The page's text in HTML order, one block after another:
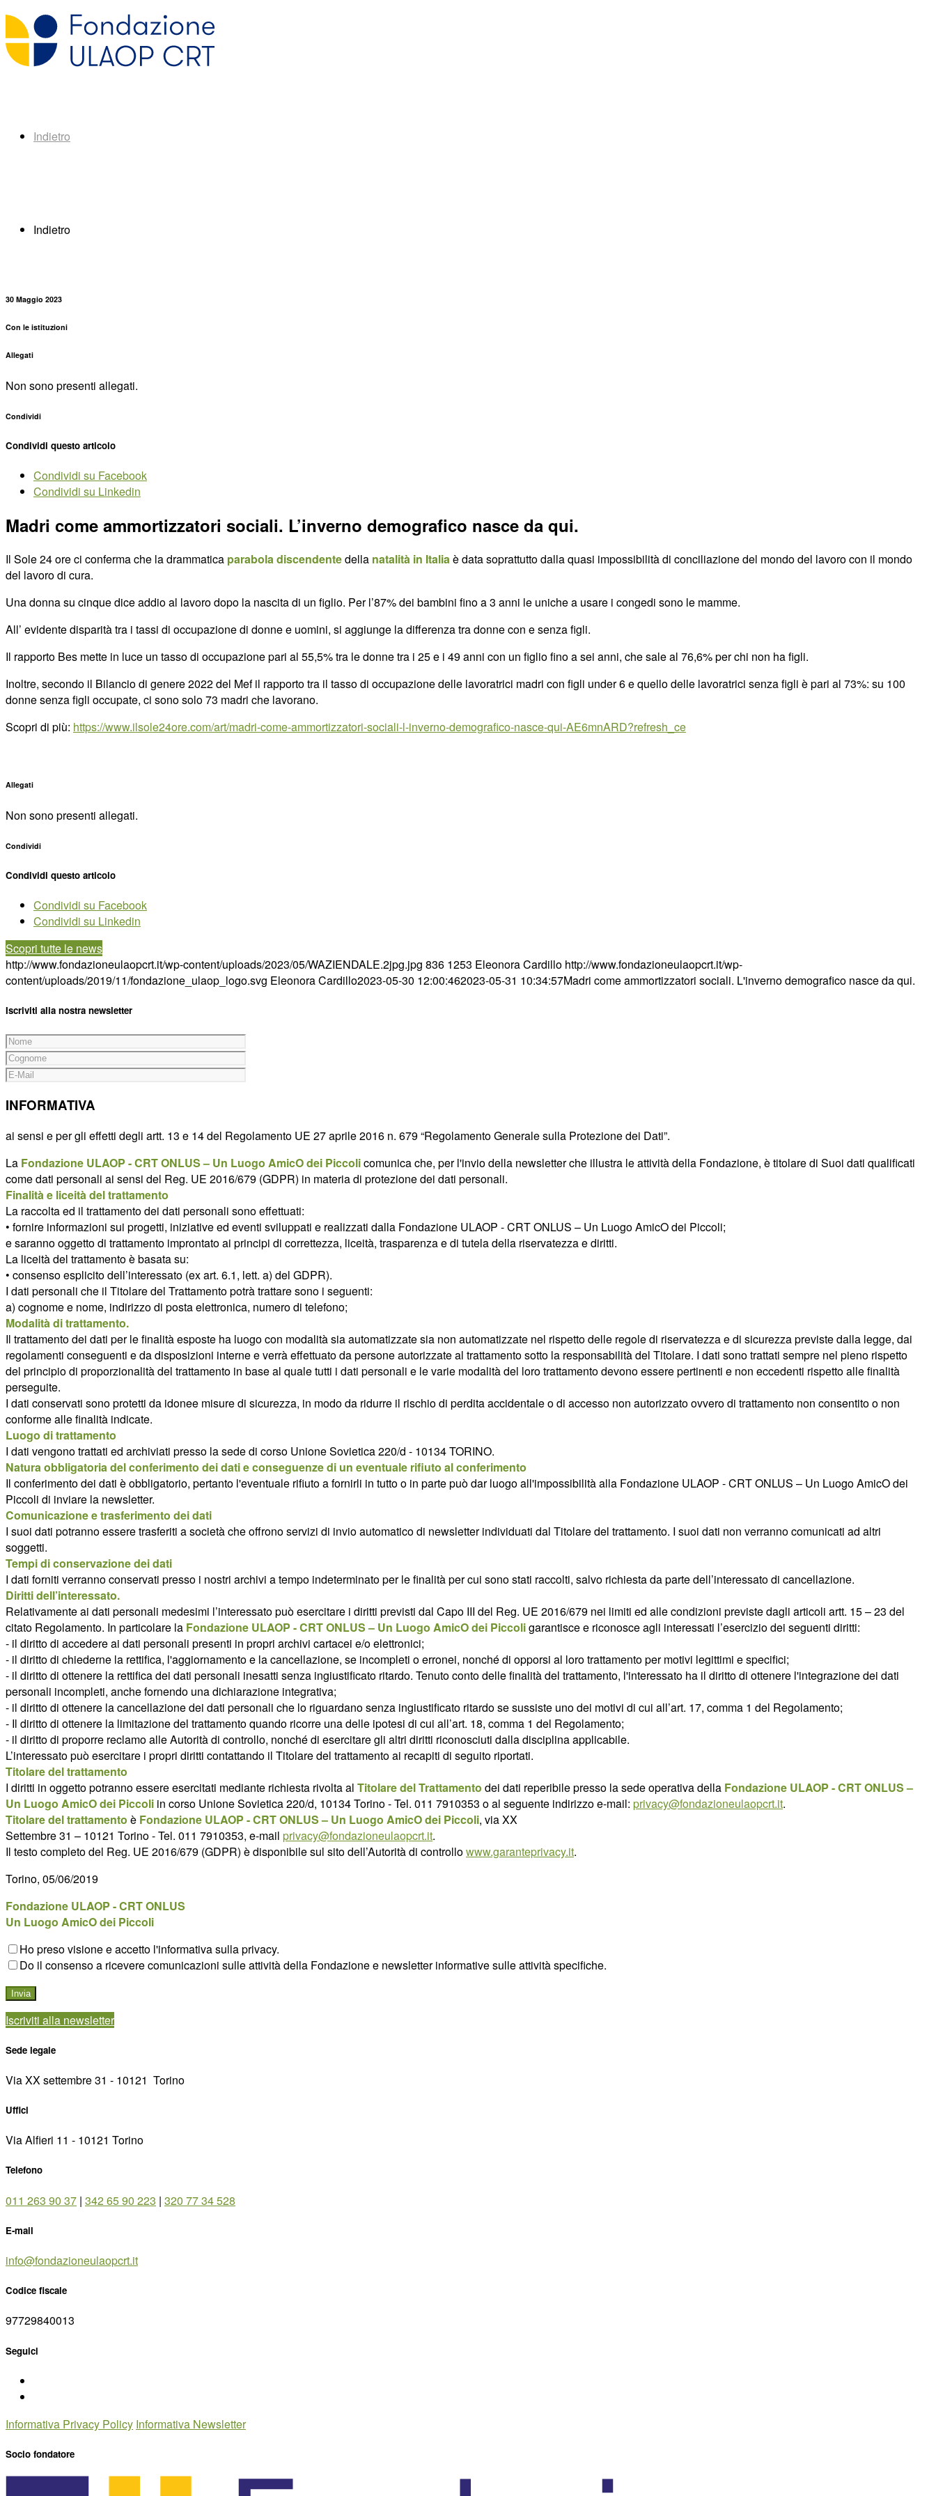
Indietro
Indietro
30 Maggio 2023
Con le istituzioni
Allegati
Non sono presenti allegati.
Condividi
Condividi questo articolo
Condividi su Facebook
Condividi su Linkedin
Madri come ammortizzatori sociali. L’inverno demografico nasce da qui.
Il Sole 24 ore ci conferma che la drammatica parabola discendentedella natalità in Italiaè data soprattutto dalla quasi impossibilità di conciliazione del mondo del lavoro con il mondo
del lavoro di cura.
Una donna su cinque dice addio al lavoro dopo la nascita di un figlio. Per l’87% dei bambini fino a 3 anni le uniche a usare i congedi sono le mamme.
All’ evidente disparità tra i tassi di occupazione di donne e uomini, si aggiunge la differenza tra donne con e senza figli.
Il rapporto Bes mette in luce un tasso di occupazione pari al 55,5% tra le donne tra i 25 e i 49 anni con un figlio fino a sei anni, che sale al 76,6% per chi non ha figli.
Inoltre, secondo il Bilancio di genere 2022 del Mef il rapporto tra il tasso di occupazione delle lavoratrici madri con figli under 6 e quello delle lavoratrici senza figli è pari al 73%: su 100
donne senza figli occupate, ci sono solo 73 madri che lavorano.
Scopri di più: https://www.ilsole24ore.com/art/madri-come-ammortizzatori-sociali-l-inverno-demografico-nasce-qui-AE6mnARD?refresh_ce
Allegati
Non sono presenti allegati.
Condividi
Condividi questo articolo
Condividi su Facebook
Condividi su Linkedin
Scopri tutte le news
http://www.fondazioneulaopcrt.it/wp-content/uploads/2023/05/WAZIENDALE.2jpg.jpg 836 1253 Eleonora Cardillo http://www.fondazioneulaopcrt.it/wp-
content/uploads/2019/11/fondazione_ulaop_logo.svg Eleonora Cardillo2023-05-30 12:00:462023-05-31 10:34:57Madri come ammortizzatori sociali. L'inverno demografico nasce da qui.
Iscriviti alla nostra newsletter
INFORMATIVA
ai sensi e per gli effetti degli artt. 13 e 14 del Regolamento UE 27 aprile 2016 n. 679 “Regolamento Generale sulla Protezione dei Dati”.
La Fondazione ULAOP - CRT ONLUS – Un Luogo AmicO dei Piccolicomunica che, per l'invio della newsletter che illustra le attività della Fondazione, è titolare di Suoi dati qualificati
come dati personali ai sensi del Reg. UE 2016/679 (GDPR) in materia di protezione dei dati personali.
Finalità e liceità del trattamento
La raccolta ed il trattamento dei dati personali sono effettuati:
• fornire informazioni sui progetti, iniziative ed eventi sviluppati e realizzati dalla Fondazione ULAOP - CRT ONLUS – Un Luogo AmicO dei Piccoli;
e saranno oggetto di trattamento improntato ai principi di correttezza, liceità, trasparenza e di tutela della riservatezza e diritti.
La liceità del trattamento è basata su:
• consenso esplicito dell’interessato (ex art. 6.1, lett. a) del GDPR).
I dati personali che il Titolare del Trattamento potrà trattare sono i seguenti:
a) cognome e nome, indirizzo di posta elettronica, numero di telefono;
Modalità di trattamento.
Il trattamento dei dati per le finalità esposte ha luogo con modalità sia automatizzate sia non automatizzate nel rispetto delle regole di riservatezza e di sicurezza previste dalla legge, dai
regolamenti conseguenti e da disposizioni interne e verrà effettuato da persone autorizzate al trattamento sotto la responsabilità del Titolare. I dati sono trattati sempre nel pieno rispetto
del principio di proporzionalità del trattamento in base al quale tutti i dati personali e le varie modalità del loro trattamento devono essere pertinenti e non eccedenti rispetto alle finalità
perseguite.
I dati conservati sono protetti da idonee misure di sicurezza, in modo da ridurre il rischio di perdita accidentale o di accesso non autorizzato ovvero di trattamento non consentito o non
conforme alle finalità indicate.
Luogo di trattamento
I dati vengono trattati ed archiviati presso la sede di corso Unione Sovietica 220/d - 10134 TORINO.
Natura obbligatoria del conferimento dei dati e conseguenze di un eventuale rifiuto al conferimento
Il conferimento dei dati è obbligatorio, pertanto l'eventuale rifiuto a fornirli in tutto o in parte può dar luogo all'impossibilità alla Fondazione ULAOP - CRT ONLUS – Un Luogo AmicO dei
Piccoli di inviare la newsletter.
Comunicazione e trasferimento dei dati
I suoi dati potranno essere trasferiti a società che offrono servizi di invio automatico di newsletter individuati dal Titolare del trattamento. I suoi dati non verranno comunicati ad altri
soggetti.
Tempi di conservazione dei dati
I dati forniti verranno conservati presso i nostri archivi a tempo indeterminato per le finalità per cui sono stati raccolti, salvo richiesta da parte dell’interessato di cancellazione.
Diritti dell’interessato.
Relativamente ai dati personali medesimi l’interessato può esercitare i diritti previsti dal Capo III del Reg. UE 2016/679 nei limiti ed alle condizioni previste dagli articoli artt. 15 – 23 del
citato Regolamento. In particolare la Fondazione ULAOP - CRT ONLUS – Un Luogo AmicO dei Piccoligarantisce e riconosce agli interessati l’esercizio dei seguenti diritti:
- il diritto di accedere ai dati personali presenti in propri archivi cartacei e/o elettronici;
- il diritto di chiederne la rettifica, l'aggiornamento e la cancellazione, se incompleti o erronei, nonché di opporsi al loro trattamento per motivi legittimi e specifici;
- il diritto di ottenere la rettifica dei dati personali inesatti senza ingiustificato ritardo. Tenuto conto delle finalità del trattamento, l'interessato ha il diritto di ottenere l'integrazione dei dati
personali incompleti, anche fornendo una dichiarazione integrativa;
- il diritto di ottenere la cancellazione dei dati personali che lo riguardano senza ingiustificato ritardo se sussiste uno dei motivi di cui all’art. 17, comma 1 del Regolamento;
- Il diritto di ottenere la limitazione del trattamento quando ricorre una delle ipotesi di cui all’art. 18, comma 1 del Regolamento;
- il diritto di proporre reclamo alle Autorità di controllo, nonché di esercitare gli altri diritti riconosciuti dalla disciplina applicabile.
L’interessato può esercitare i propri diritti contattando il Titolare del trattamento ai recapiti di seguito riportati.
Titolare del trattamento
I diritti in oggetto potranno essere esercitati mediante richiesta rivolta al Titolare del Trattamento dei dati reperibile presso la sede operativa della Fondazione ULAOP - CRT ONLUS –
Un Luogo AmicO dei Piccoli in corso Unione Sovietica 220/d, 10134 Torino - Tel. 011 7910353 o al seguente indirizzo e-mail: privacy@fondazioneulaopcrt.it.
Titolare del trattamento è Fondazione ULAOP - CRT ONLUS – Un Luogo AmicO dei Piccoli, via XX
Settembre 31 – 10121 Torino - Tel. 011 7910353, e-mail privacy@fondazioneulaopcrt.it.
Il testo completo del Reg. UE 2016/679 (GDPR) è disponibile sul sito dell’Autorità di controllowww.garanteprivacy.it.
Torino, 05/06/2019
Fondazione ULAOP - CRT ONLUS
Un Luogo AmicO dei Piccoli
Ho preso visione e accetto l'informativa sulla privacy.
Do il consenso a ricevere comunicazioni sulle attività della Fondazione e newsletter informative sulle attività specifiche.
Iscriviti alla newsletter
Sede legale
Via XX settembre 31 - 10121 ­ Torino
Uffici
Via Alfieri 11 - 10121 Torino
Telefono
011 263 90 37 | 342 65 90 223 | 320 77 34 528
E-mail
info@fondazioneulaopcrt.it
Codice fiscale
97729840013
Seguici
Informativa Privacy Policy Informativa Newsletter
Socio fondatore